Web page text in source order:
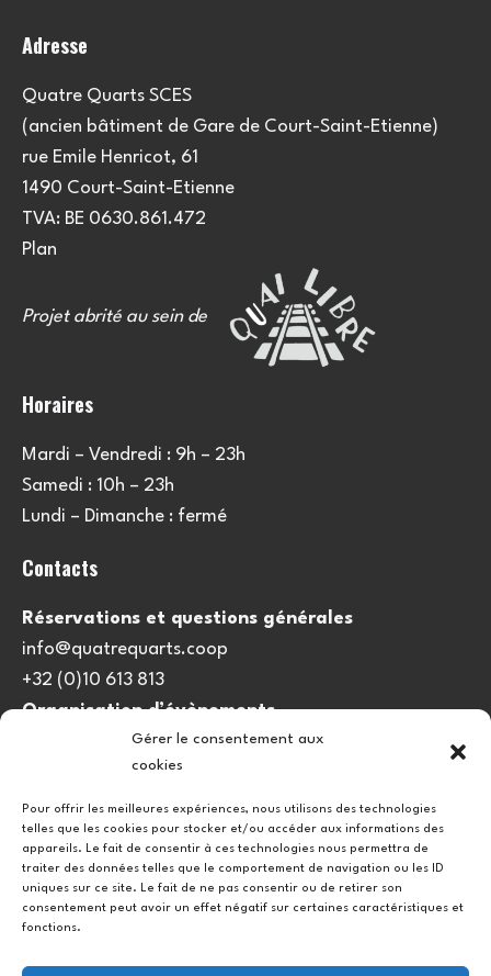
Gérer le consentement aux
cookies
Pour offrir les meilleures expériences, nous utilisons des technologies
telles que les cookies pour stocker et/ou accéder aux informations des
appareils. Le fait de consentir à ces technologies nous permettra de
traiter des données telles que le comportement de navigation ou les ID
uniques sur ce site. Le fait de ne pas consentir ou de retirer son
consentement peut avoir un effet négatif sur certaines caractéristiques et
fonctions.
Adresse
Quatre Quarts SCES
(ancien bâtiment de Gare de Court-Saint-Etienne)
rue Emile Henricot, 61
1490 Court-Saint-Etienne
TVA: BE 0630.861.472
Plan
Projet abrité au sein de
Horaires
Mardi – Vendredi : 9h – 23h
Samedi : 10h – 23h
Lundi – Dimanche : fermé
Contacts
Réservations et questions générales
info@quatrequarts.coop
+32 (0)10 613 813
Organisation d’évènements
viedulieu@quatrequarts.coop
Politique de cookies (UE)